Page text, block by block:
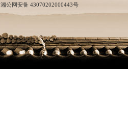
湘公网安备 43070202000443号